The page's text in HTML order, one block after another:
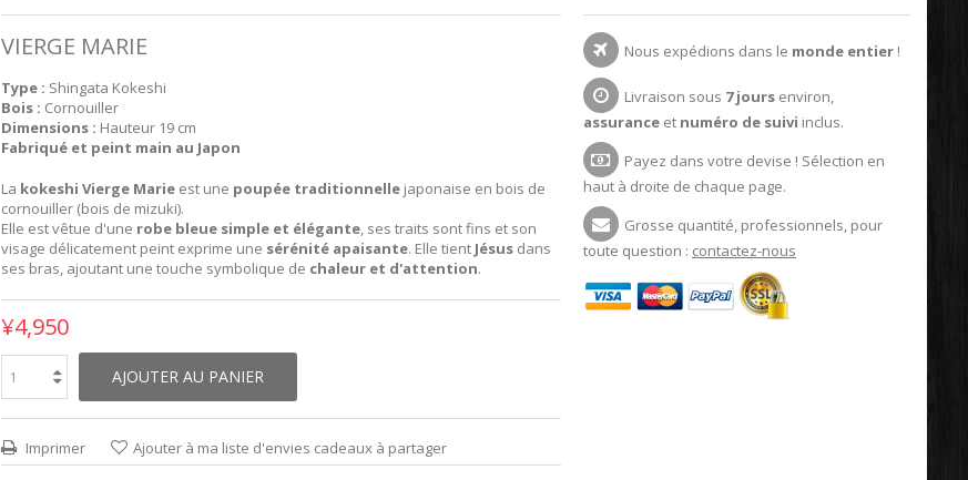
VIERGE MARIE
Type : Shingata Kokeshi
Bois : Cornouiller
Dimensions : Hauteur 19 cm
Fabriqué et peint main au Japon
La kokeshi Vierge Marieest une poupée traditionnellejaponaise en bois de
cornouiller (bois de mizuki).
Elle est vêtue d'une robe bleue simple et élégante, ses traits sont fins et son
visage délicatement peint exprime une sérénité apaisante. Elle tient Jésusdans
ses bras, ajoutant une touche symbolique de chaleur et d'attention.
¥4,950
AJOUTER AU PANIER
Imprimer Ajouter à ma liste d'envies cadeaux à partager
Nous expédions dans le monde entier!
Livraison sous 7 joursenviron,
assuranceet numéro de suivi inclus.
Payez dans votre devise ! Sélection en
haut à droite de chaque page.
Grosse quantité, professionnels, pour
toute question : contactez-nous